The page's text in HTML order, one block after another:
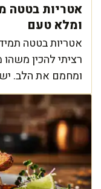
ומלא טעם
אטריות בטטה
רציתי להכין
ומחמם את הלב.